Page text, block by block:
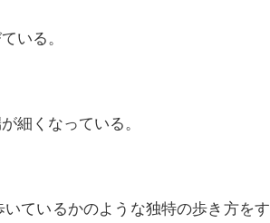
いる。
細くなっている。
ているかのような独特の歩き方をす